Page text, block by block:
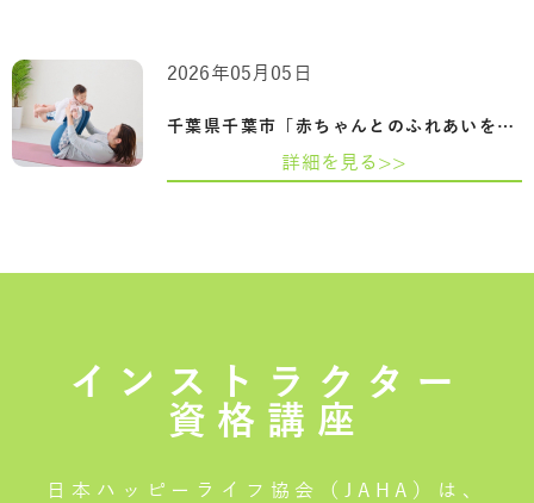
千葉県千葉市「赤ちゃんとのふれあいを楽…
2026年05月05日
詳細を見る>>
インストラクター
資格講座
日本ハッピーライフ協会（JAHA）は、